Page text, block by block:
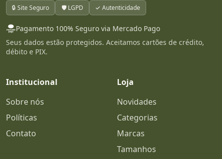
🔒 Site Seguro 🛡️ LGPD ✓ Autenticidade
Pagamento 100% Seguro via Mercado Pago
Seus dados estão protegidos. Aceitamos cartões de crédito,
débito e PIX.
Institucional
Sobre nós
Políticas
Contato
Loja
Novidades
Categorias
Marcas
Tamanhos